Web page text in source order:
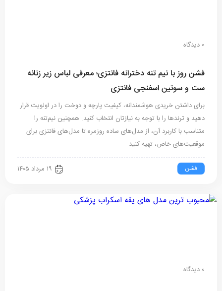
0 دیدگاه
فشن روز با نیم تنه دخترانه فانتزی؛ معرفی لباس زیر زنانه
ست و سوتین اسفنجی فانتزی
برای داشتن خریدی هوشمندانه، کیفیت پارچه و دوخت را در اولویت قرار
دهید و ترندها را با توجه به نیازتان انتخاب کنید. همچنین نیم‌تنه را
متناسب با کاربرد آن، از مدل‌های ساده روزمره تا مدل‌های فانتزی برای
موقعیت‌های خاص، تهیه کنید.
فشن ۱۹ مرداد ۱۴۰۵
0 دیدگاه